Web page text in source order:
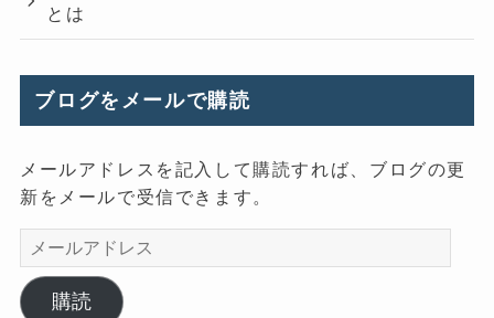
とは
ブログをメールで購読
メールアドレスを記入して購読すれば、ブログの更
新をメールで受信できます。
メ
ー
ル
購読